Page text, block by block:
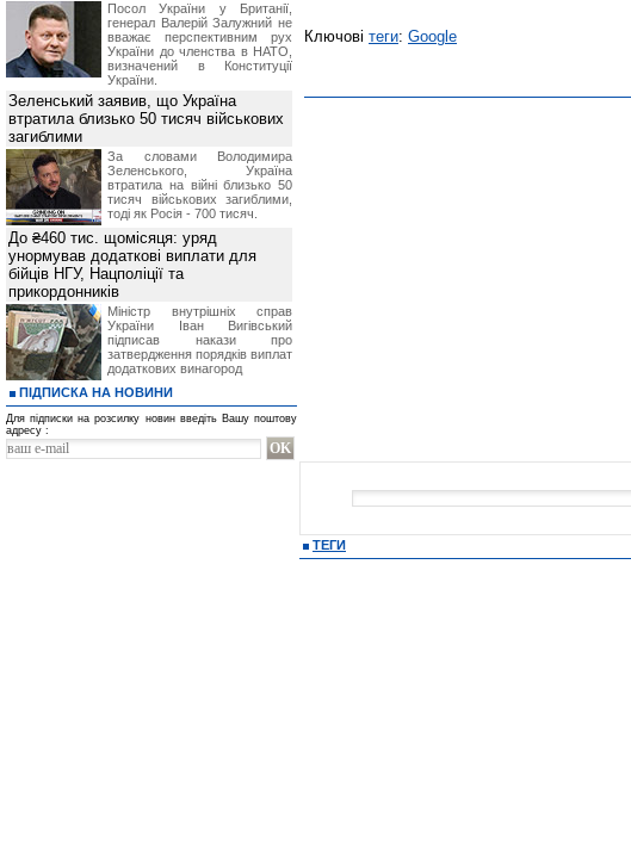
Ключові теги: Google
ТЕГИ
Посол України у Британії,
генерал Валерій Залужний не
вважає перспективним рух
України до членства в НАТО,
визначений в Конституції
України.
Зеленський заявив, що Україна
втратила близько 50 тисяч військових
загиблими
За словами Володимира
Зеленського, Україна
втратила на війні близько 50
тисяч військових загиблими,
тоді як Росія - 700 тисяч.
До ₴460 тис. щомісяця: уряд
унормував додаткові виплати для
бійців НГУ, Нацполіції та
прикордонників
Міністр внутрішніх справ
України Іван Вигівський
підписав накази про
затвердження порядків виплат
додаткових винагород
ПІДПИСКА НА НОВИНИ
Для підписки на розсилку новин введіть Вашу поштову
адресу :